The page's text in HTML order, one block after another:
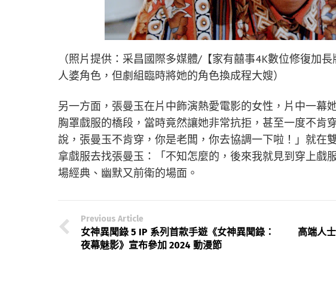
（照片提供：采昌國際多媒體/【家有囍事4K數位修復加
人婆角色，但劇組臨時將她的角色換成程大嫂）
另一方面，張曼玉在片中飾演熱愛電影的女性，片中一幕
胸罩戲服的橋段，當時竟然讓她非常抗拒，甚至一度不肯
說，張曼玉不肯穿，你是老闆，你去協調一下啦！」就在
拿戲服去找張曼玉：「不知怎麼的，後來我就見到穿上戲
場經典、幽默又前衛的場面。
Previous Article
女神異聞錄 5 IP 系列首款手遊《女神異聞錄：
夜幕魅影》宣布參加 2024 動漫節
高端人